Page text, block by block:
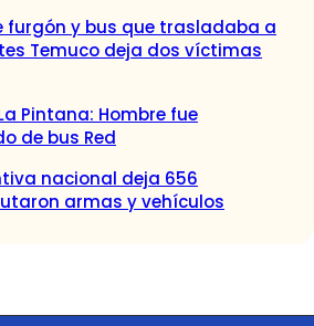
furgón y bus que trasladaba a
Temuco deja dos víctimas
Pintana: Hombre fue
de bus Red
nacional deja 656
armas y vehículos